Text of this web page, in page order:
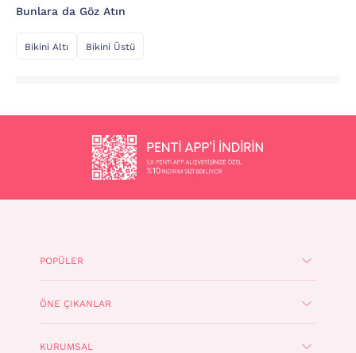
Bunlara da Göz Atın
Bikini Altı Bikini Üstü
POPÜLER
ÖNE ÇIKANLAR
KURUMSAL